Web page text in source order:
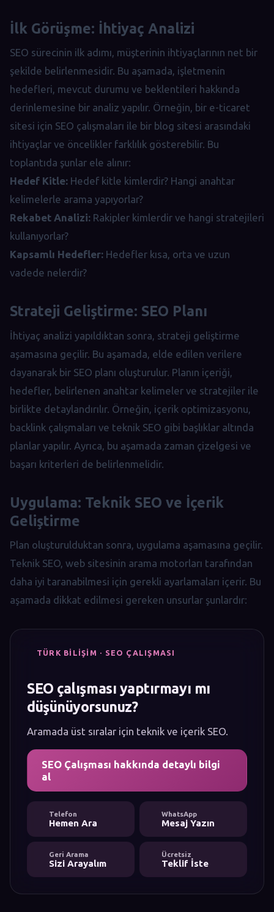
İlk Görüşme: İhtiyaç Analizi
SEO sürecinin ilk adımı, müşterinin ihtiyaçlarının net bir
şekilde belirlenmesidir. Bu aşamada, işletmenin
hedefleri, mevcut durumu ve beklentileri hakkında
derinlemesine bir analiz yapılır. Örneğin, bir e-ticaret
sitesi için SEO çalışmaları ile bir blog sitesi arasındaki
ihtiyaçlar ve öncelikler farklılık gösterebilir. Bu
toplantıda şunlar ele alınır:
Hedef Kitle: Hedef kitle kimlerdir? Hangi anahtar
kelimelerle arama yapıyorlar?
Rekabet Analizi: Rakipler kimlerdir ve hangi stratejileri
kullanıyorlar?
Kapsamlı Hedefler: Hedefler kısa, orta ve uzun
vadede nelerdir?
Strateji Geliştirme: SEO Planı
İhtiyaç analizi yapıldıktan sonra, strateji geliştirme
aşamasına geçilir. Bu aşamada, elde edilen verilere
dayanarak bir SEO planı oluşturulur. Planın içeriği,
hedefler, belirlenen anahtar kelimeler ve stratejiler ile
birlikte detaylandırılır. Örneğin, içerik optimizasyonu,
backlink çalışmaları ve teknik SEO gibi başlıklar altında
planlar yapılır. Ayrıca, bu aşamada zaman çizelgesi ve
başarı kriterleri de belirlenmelidir.
Uygulama: Teknik SEO ve İçerik
Geliştirme
Plan oluşturulduktan sonra, uygulama aşamasına geçilir.
Teknik SEO, web sitesinin arama motorları tarafından
daha iyi taranabilmesi için gerekli ayarlamaları içerir. Bu
aşamada dikkat edilmesi gereken unsurlar şunlardır:
TÜRK BILIŞIM · SEO ÇALIŞMASI
SEO çalışması yaptırmayı mı
düşünüyorsunuz?
Aramada üst sıralar için teknik ve içerik SEO.
SEO Çalışması hakkında detaylı bilgi
al
Telefon
Hemen Ara
WhatsApp
Mesaj Yazın
Geri Arama
Sizi Arayalım
Ücretsiz
Teklif İste